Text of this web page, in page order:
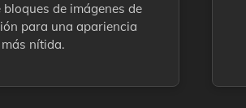
de imágenes de
para una apariencia
más nítida.